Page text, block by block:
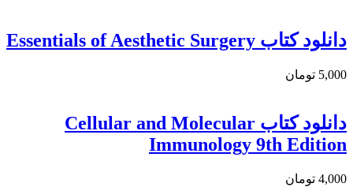
دانلود کتاب Essentials of Aesthetic Surgery
5,000 تومان
دانلود کتاب Cellular and Molecular
Immunology 9th Edition
4,000 تومان